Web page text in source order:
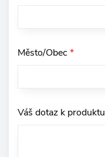
Město/Obec*
Váš dotaz k produktu